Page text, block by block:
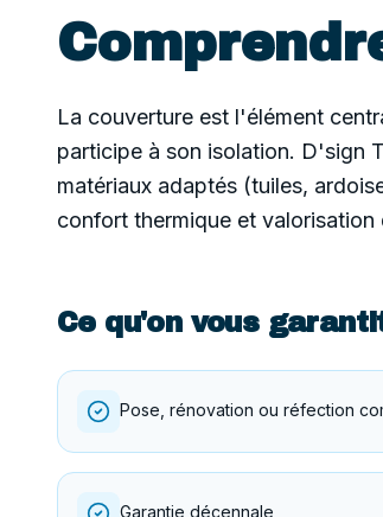
La couverture est l'élément
participe à son isolation. D'sign
matériaux adaptés (tuiles,
confort thermique et valorisation
Ce qu'on vous
Pose, rénovation ou réfection
Garantie décennale